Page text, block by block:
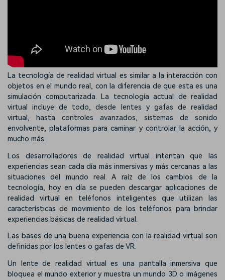
La tecnología de realidad virtual es similar a la interacción con
objetos en el mundo real, con la diferencia de que esta es una
simulación computarizada. La tecnología actual de realidad
virtual incluye de todo, desde lentes y gafas de realidad
virtual, hasta controles avanzados, sistemas de sonido
envolvente, plataformas para caminar y controlar la acción, y
mucho más.
Los desarrolladores de realidad virtual intentan que las
experiencias sean cada día más inmersivas y más cercanas a las
situaciones del mundo real. A raíz de los cambios de la
tecnología, hoy en día se pueden descargar aplicaciones de
realidad virtual en teléfonos inteligentes que utilizan las
características de movimiento de los teléfonos para brindar
experiencias básicas de realidad virtual.
Las bases de una buena experiencia con la realidad virtual son
definidas por los lentes o gafas de VR.
Un lente de realidad virtual es una pantalla inmersiva que
bloquea el mundo exterior y muestra un mundo 3D o imágenes